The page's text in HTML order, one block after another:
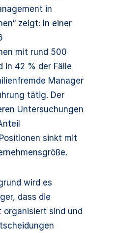
in
zeigt: In einer
mit rund 500
in 42 % der Fälle
Manager
tätig. Der
Untersuchungen
sinkt mit
wird es
dass die
sind und